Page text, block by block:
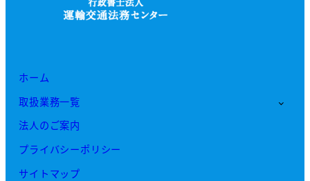
ホーム
取扱業務一覧
法人のご案内
プライバシーポリシー
サイトマップ